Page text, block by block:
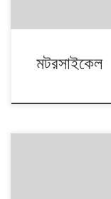
মটরসাইকেল